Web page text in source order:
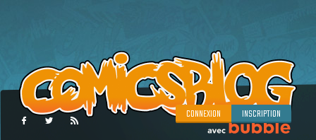
CONNEXION INSCRIPTION